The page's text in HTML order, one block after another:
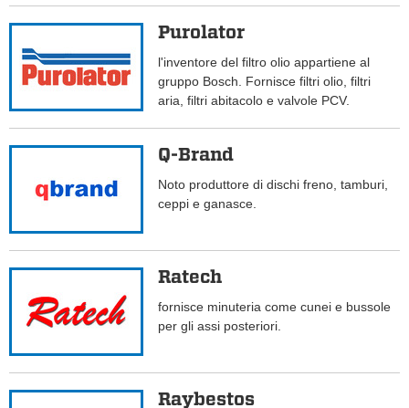
Purolator
l'inventore del filtro olio appartiene al
gruppo Bosch. Fornisce filtri olio, filtri
aria, filtri abitacolo e valvole PCV.
Q-Brand
Noto produttore di dischi freno, tamburi,
ceppi e ganasce.
Ratech
fornisce minuteria come cunei e bussole
per gli assi posteriori.
Raybestos